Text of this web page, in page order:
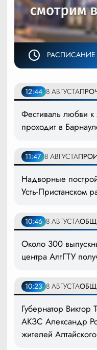
12:44 8 АВГУСТА
Фестиваль любви к
проходит в
11:47 8 АВГУСТА
Надворные
Усть-Пристанском
10:46 8 АВГУСТА
Около 300
центра АлтГТУ
10:23 8 АВГУСТА
Губернатор
АКЗС Александр
жителей